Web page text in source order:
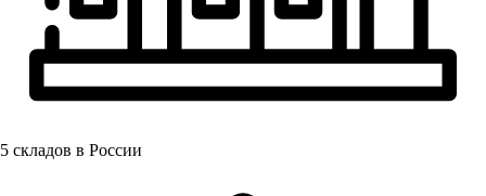
5 складов в России